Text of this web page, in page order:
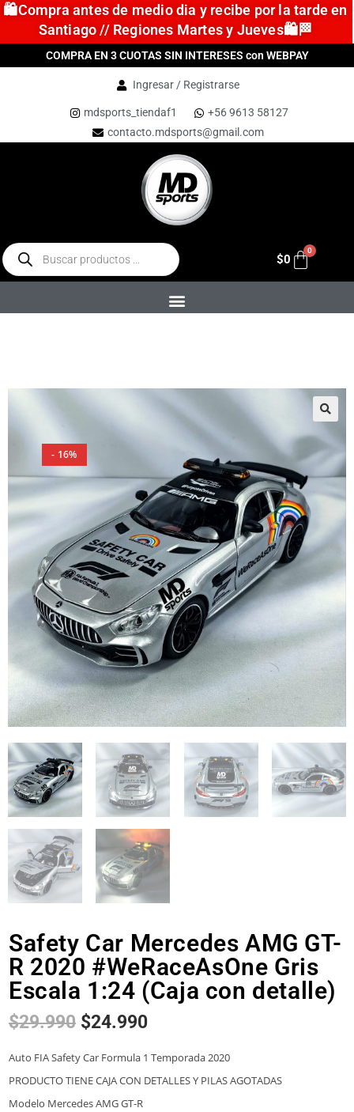
🛍️Compra antes de medio dia y recibe por la tarde en
Santiago // Regiones Martes y Jueves🛍️🏁
COMPRA EN 3 CUOTAS SIN INTERESES con WEBPAY
Ingresar / Registrarse
mdsports_tiendaf1
+56 9613 58127
contacto.mdsports@gmail.com
$0
- 16%
Safety Car Mercedes AMG GT-
R 2020 #WeRaceAsOne Gris
Escala 1:24 (Caja con detalle)
$29.990 $24.990
Auto FIA Safety Car Formula 1 Temporada 2020
PRODUCTO TIENE CAJA CON DETALLES Y PILAS AGOTADAS
Modelo Mercedes AMG GT-R